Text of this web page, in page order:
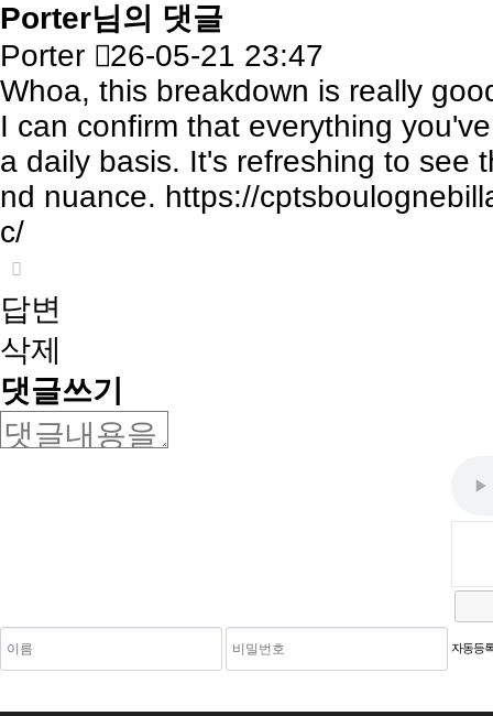
Porter님의 댓글
Porter
26-05-21 23:47
Whoa, this breakdown is really
I can confirm that everything
a daily basis. It's refreshing to see
nd nuance. https://
c/
답변
삭제
댓글쓰기
자동등